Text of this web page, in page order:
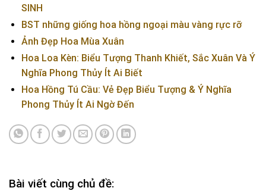
SINH
BST những giống hoa hồng ngoại màu vàng rực rỡ
Ảnh Đẹp Hoa Mùa Xuân
Hoa Loa Kèn: Biểu Tượng Thanh Khiết, Sắc Xuân Và Ý
Nghĩa Phong Thủy Ít Ai Biết
Hoa Hồng Tú Cầu: Vẻ Đẹp Biểu Tượng & Ý Nghĩa
Phong Thủy Ít Ai Ngờ Đến
Bài viết cùng chủ đề: